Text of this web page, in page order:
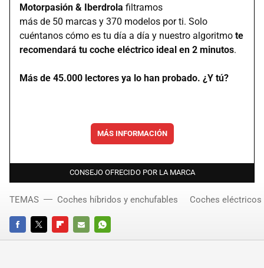
Motorpasión & Iberdrola filtramos
más de 50 marcas y 370 modelos por ti. Solo
cuéntanos cómo es tu día a día y nuestro algoritmo te
recomendará tu coche eléctrico ideal en 2 minutos.
Más de 45.000 lectores ya lo han probado. ¿Y tú?
MÁS INFORMACIÓN
CONSEJO OFRECIDO POR LA MARCA
FACEBOOKTWITTERFLIPBOARD
E-
WHATSAPP
TEMAS Coches híbridos y enchufables Coches eléctricos